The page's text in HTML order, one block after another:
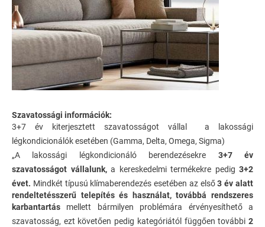
Szavatossági információk:
3+7 év kiterjesztett szavatosságot vállal a lakossági
légkondicionálók esetében (Gamma, Delta, Omega, Sigma)
„A lakossági légkondicionáló berendezésekre 3+7 év
szavatosságot vállalunk, a kereskedelmi termékekre pedig 3+2
évet. Mindkét típusú klímaberendezés esetében az első3 év alatt
rendeltetésszerű telepítés és használat, továbbá rendszeres
karbantartás mellett bármilyen problémára érvényesíthető a
szavatosság, ezt követően pedig kategóriától függően további 2